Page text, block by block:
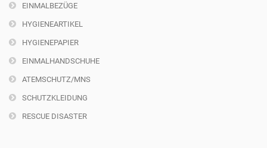
EINMALBEZÜGE
HYGIENEARTIKEL
HYGIENEPAPIER
EINMALHANDSCHUHE
ATEMSCHUTZ/MNS
SCHUTZKLEIDUNG
RESCUE DISASTER